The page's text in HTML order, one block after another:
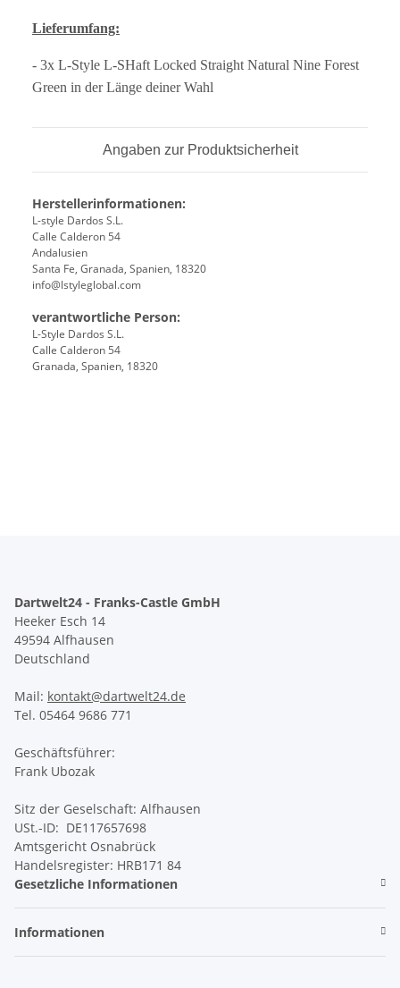
Lieferumfang:
- 3x L-Style L-SHaft Locked Straight Natural Nine Forest
Green in der Länge deiner Wahl
Angaben zur Produktsicherheit
Herstellerinformationen:
L-style Dardos S.L.
Calle Calderon 54
Andalusien
Santa Fe, Granada, Spanien, 18320
info@lstyleglobal.com
verantwortliche Person:
L-Style Dardos S.L.
Calle Calderon 54
Granada, Spanien, 18320
Dartwelt24 - Franks-Castle GmbH
Heeker Esch 14
49594 Alfhausen
Deutschland
Mail: kontakt@dartwelt24.de
Tel. 05464 9686 771
Geschäftsführer:
Frank Ubozak
Sitz der Geselschaft: Alfhausen
USt.-ID: DE117657698
Amtsgericht Osnabrück
Handelsregister: HRB171 84
Gesetzliche Informationen
Informationen